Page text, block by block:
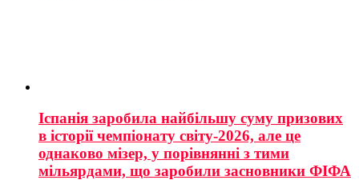
Іспанія заробила найбільшу суму призових
в історії чемпіонату світу-2026, але це
однаково мізер, у порівнянні з тими
мільярдами, що заробили засновники ФІФА